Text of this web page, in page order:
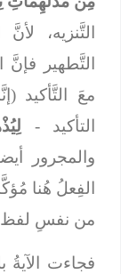
التَّنزيه،
التَّطهير فإنَّ
معَ التَّأكيد
التأكيد -
والمجرور
الفِعلُ هُنا
من نفسِ لفظ
فجاءت الآيةُ